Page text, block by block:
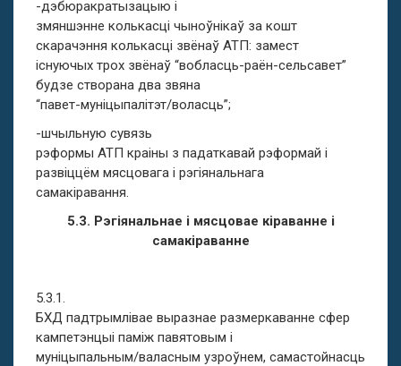
-дэбюракратызацыю і
змяншэнне колькасці чыноўнікаў за кошт
скарачэння колькасці звёнаў АТП: замест
існуючых трох звёнаў “вобласць-раён-сельсавет”
будзе створана два звяна
“павет-муніцыпалітэт/воласць”;
-шчыльную сувязь
рэформы АТП краіны з падаткавай рэформай і
развіццём мясцовага і рэгіянальнага
самакіравання.
5.3. Рэгіянальнае і мясцовае кіраванне і
самакіраванне
5.3.1.
БХД падтрымлівае выразнае размеркаванне сфер
кампетэнцыі паміж павятовым і
муніцыпальным/валасным узроўнем, самастойнасць